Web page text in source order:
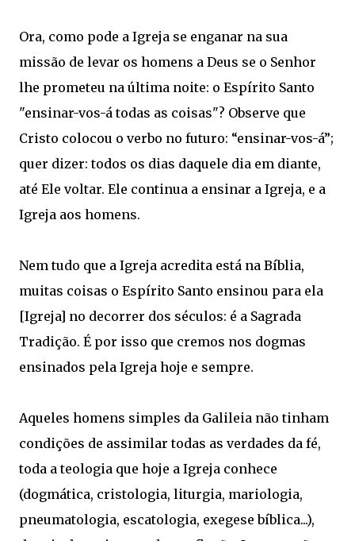
Ora, como pode a Igreja se enganar na sua
missão de levar os homens a Deus se o Senhor
lhe prometeu na última noite: o Espírito Santo
"ensinar-vos-á todas as coisas"? Observe que
Cristo colocou o verbo no futuro: “ensinar-vos-á”;
quer dizer: todos os dias daquele dia em diante,
até Ele voltar. Ele continua a ensinar a Igreja, e a
Igreja aos homens.
Nem tudo que a Igreja acredita está na Bíblia,
muitas coisas o Espírito Santo ensinou para ela
[Igreja] no decorrer dos séculos: é a Sagrada
Tradição. É por isso que cremos nos dogmas
ensinados pela Igreja hoje e sempre.
Aqueles homens simples da Galileia não tinham
condições de assimilar todas as verdades da fé,
toda a teologia que hoje a Igreja conhece
(dogmática, cristologia, liturgia, mariologia,
pneumatologia, escatologia, exegese bíblica...),